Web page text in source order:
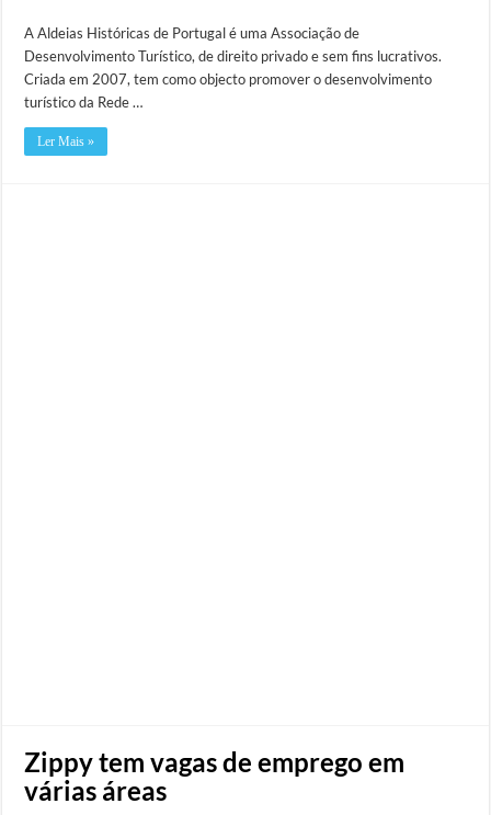
A Aldeias Históricas de Portugal é uma Associação de
Desenvolvimento Turístico, de direito privado e sem fins lucrativos.
Criada em 2007, tem como objecto promover o desenvolvimento
turístico da Rede …
Ler Mais »
Zippy tem vagas de emprego em
várias áreas